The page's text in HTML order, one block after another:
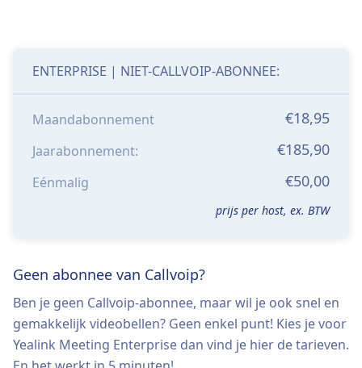
ENTERPRISE | NIET-CALLVOIP-ABONNEE:
Maandabonnement €18,95
Jaarabonnement: €185,90
Eénmalig €50,00
prijs per host, ex. BTW
Geen abonnee van Callvoip?
Ben je geen Callvoip-abonnee, maar wil je ook snel en
gemakkelijk videobellen? Geen enkel punt! Kies je voor
Yealink Meeting Enterprise dan vind je hier de tarieven.